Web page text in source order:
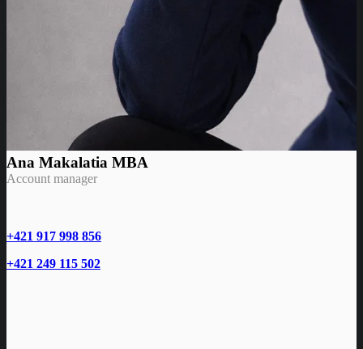
Ana Makalatia MBA
Account manager
+421 917 998 856
+421 249 115 502